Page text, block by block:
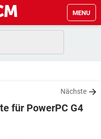
MENU
Nächste
für PowerPC G4